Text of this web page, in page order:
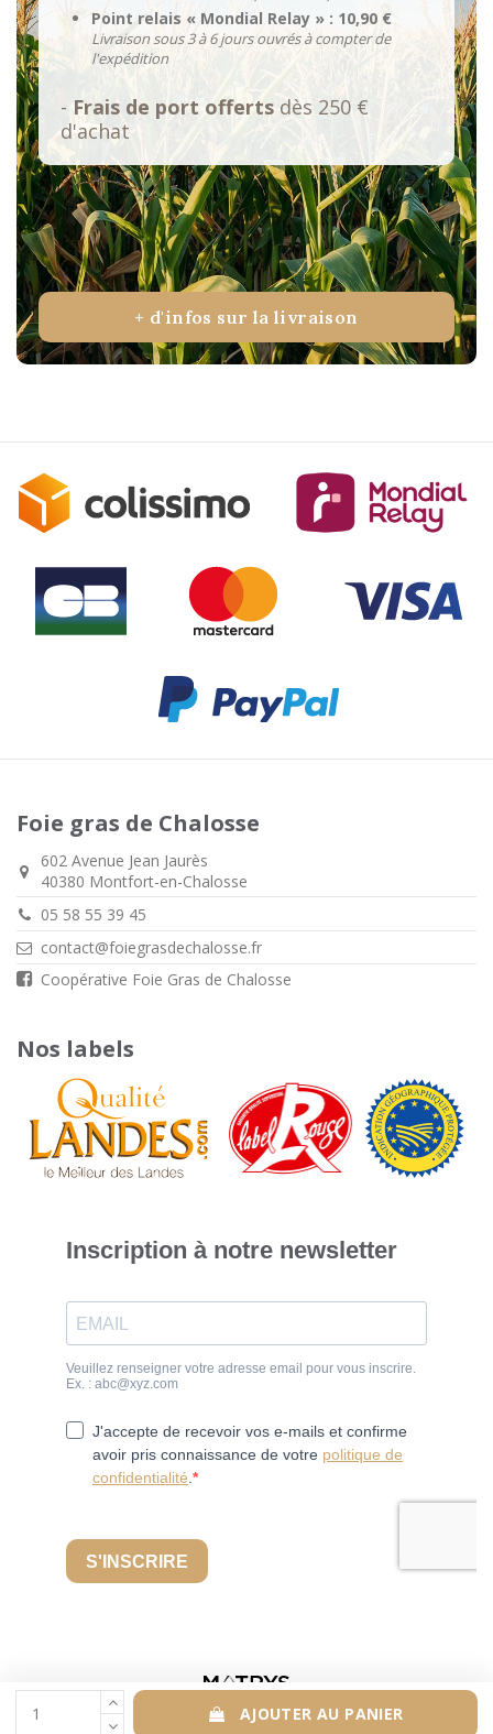
AJOUTER AU PANIER
Point relais « Mondial Relay » : 10,90 €
Livraison sous 3 à 6 jours ouvrés à compter de
l'expédition
- Frais de port offerts dès 250 €
d'achat
+ d'infos sur la livraison
Foie gras de Chalosse
602 Avenue Jean Jaurès
40380 Montfort-en-Chalosse
05 58 55 39 45
contact@foiegrasdechalosse.fr
Coopérative Foie Gras de Chalosse
Nos labels
© Foie gras de Chalosse 2023 -Mentions légales-Conditions